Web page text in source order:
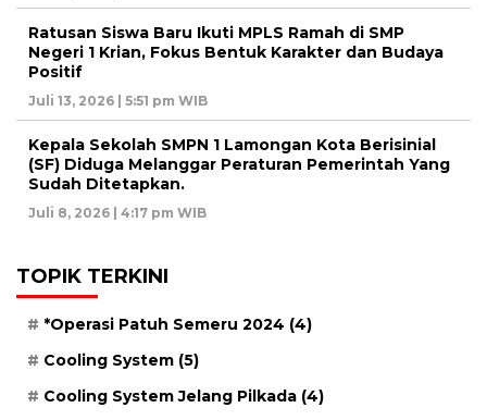
Ratusan Siswa Baru Ikuti MPLS Ramah di SMP
Negeri 1 Krian, Fokus Bentuk Karakter dan Budaya
Positif
Juli 13, 2026 | 5:51 pm WIB
Kepala Sekolah SMPN 1 Lamongan Kota Berisinial
(SF) Diduga Melanggar Peraturan Pemerintah Yang
Sudah Ditetapkan.
Juli 8, 2026 | 4:17 pm WIB
TOPIK TERKINI
*Operasi Patuh Semeru 2024 (4)
Cooling System (5)
Cooling System Jelang Pilkada (4)